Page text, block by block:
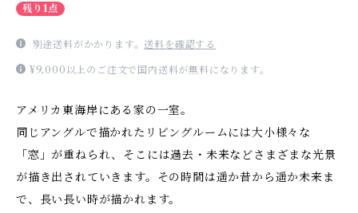
残り1点
別途送料がかかります。送料を確認する
¥9,000以上のご注文で国内送料が無料になります。
アメリカ東海岸にある家の一室。
同じアングルで描かれたリビングルームには大小様々な
「窓」が重ねられ、そこには過去・未来などさまざまな光景
が描き出されていきます。その時間は遥か昔から遥か未来ま
で、長い長い時が描かれます。